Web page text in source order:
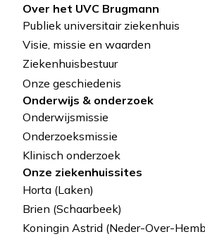
Pied
de
page
Over het UVC Brugmann
Publiek universitair ziekenhuis
Visie, missie en waarden
Ziekenhuisbestuur
Onze geschiedenis
Onderwijs & onderzoek
Onderwijsmissie
Onderzoeksmissie
Klinisch onderzoek
Onze ziekenhuissites
Horta (Laken)
Brien (Schaarbeek)
Koningin Astrid (Neder-Over-